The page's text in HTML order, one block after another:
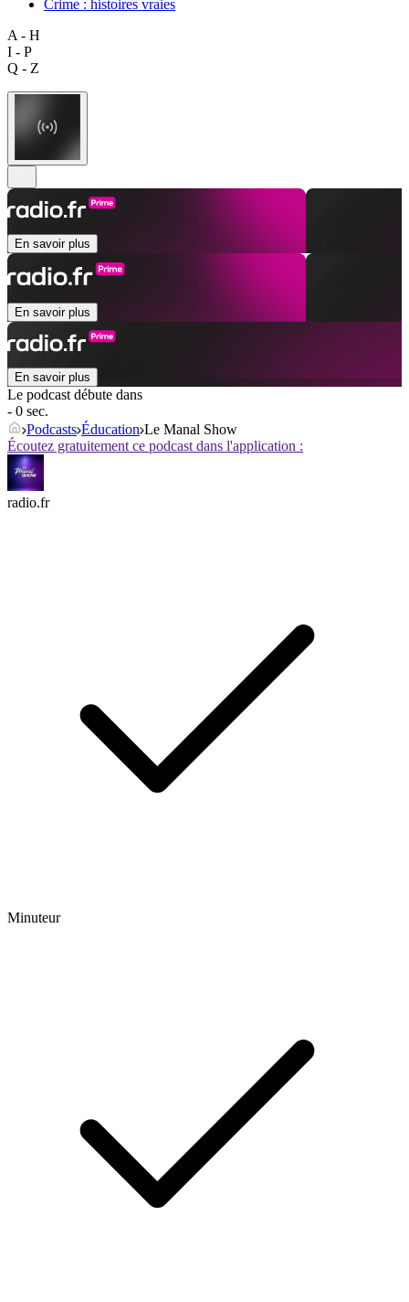
Crime : histoires vraies
A - H
I - P
Q - Z
En savoir plus
En savoir plus
En savoir plus
Le podcast débute dans
- 0 sec.
Podcasts Éducation Le Manal Show
Écoutez gratuitement ce podcast dans l'application :
radio.fr
Minuteur